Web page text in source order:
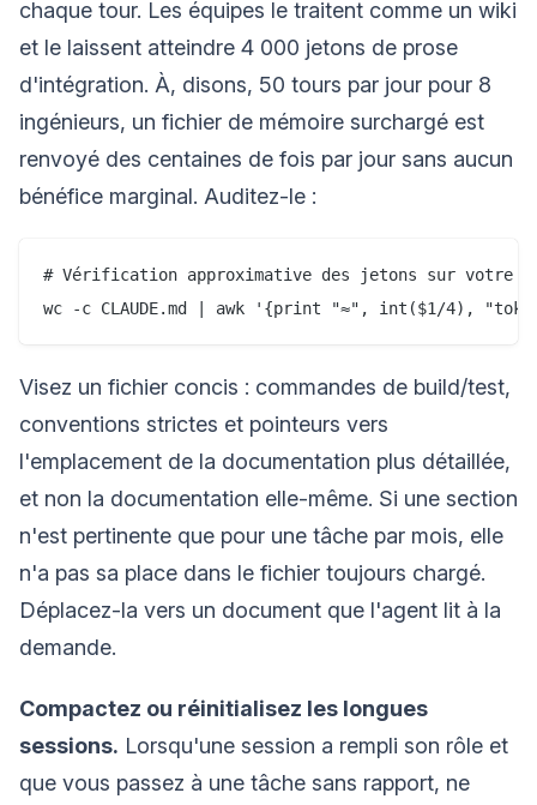
chaque tour. Les équipes le traitent comme un wiki
et le laissent atteindre 4 000 jetons de prose
d'intégration. À, disons, 50 tours par jour pour 8
ingénieurs, un fichier de mémoire surchargé est
renvoyé des centaines de fois par jour sans aucun
bénéfice marginal. Auditez-le :
# Vérification approximative des jetons sur votre
Visez un fichier concis : commandes de build/test,
conventions strictes et pointeurs vers
l'emplacement de la documentation plus détaillée,
et non la documentation elle-même. Si une section
n'est pertinente que pour une tâche par mois, elle
n'a pas sa place dans le fichier toujours chargé.
Déplacez-la vers un document que l'agent lit à la
demande.
Compactez ou réinitialisez les longues
sessions. Lorsqu'une session a rempli son rôle et
que vous passez à une tâche sans rapport, ne